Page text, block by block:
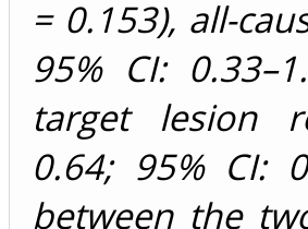
= 0.153), all-
95% CI:
target lesion
0.64; 95% CI:
between the